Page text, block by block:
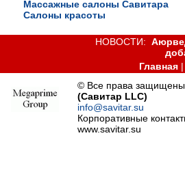
Массажные салоны Савитара
Салоны красоты
НОВОСТИ:
Главная|
© Все права
(Савитар LLC)
info@savitar.su
Корпоративные
www.savitar.su